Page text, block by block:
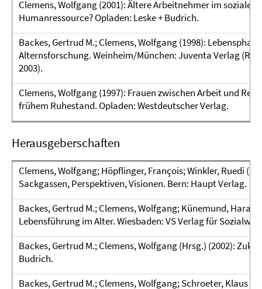
Clemens, Wolfgang (2001): Ältere Arbeitnehmer im
Humanressource? Opladen: Leske + Budrich.
Backes, Gertrud M.; Clemens, Wolfgang (1998):
Alternsforschung. Weinheim/München: Juventa Verlag
2003).
Clemens, Wolfgang (1997): Frauen zwischen Arbeit und
frühem Ruhestand. Opladen: Westdeutscher Verlag.
Herausgeberschaften
Clemens, Wolfgang; Höpflinger, François; Winkler, Ruedi
Sackgassen, Perspektiven, Visionen. Bern: Haupt Verlag.
Backes, Gertrud M.; Clemens, Wolfgang; Künemund,
Lebensführung im Alter. Wiesbaden: VS Verlag für
Backes, Gertrud M.; Clemens, Wolfgang (Hrsg.) (2002):
Budrich.
Backes, Gertrud M.; Clemens, Wolfgang; Schroeter, Klaus